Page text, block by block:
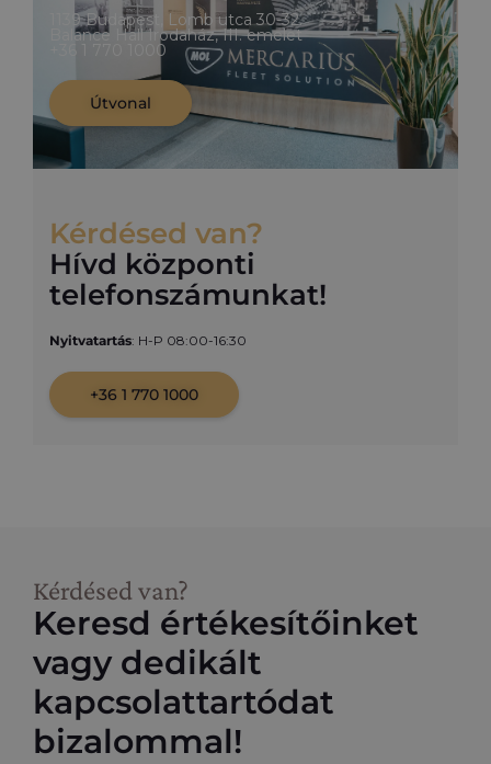
1139 Budapest, Lomb utca 30-32.
Balance Hall Irodaház, III. emelet
+36 1 770 1000
Útvonal
Kérdésed van?
Hívd központi
telefonszámunkat!​
Nyitvatartás: H-P 08:00-16:30
+36 1 770 1000
Kérdésed van?
Keresd értékesítőinket
vagy dedikált
kapcsolattartódat
bizalommal!